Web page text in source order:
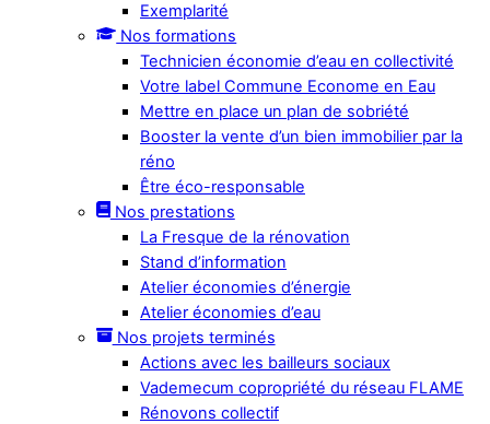
Exemplarité
Nos formations
Technicien économie d’eau en collectivité
Votre label Commune Econome en Eau
Mettre en place un plan de sobriété
Booster la vente d’un bien immobilier par la
réno
Être éco-responsable
Nos prestations
La Fresque de la rénovation
Stand d’information
Atelier économies d’énergie
Atelier économies d’eau
Nos projets terminés
Actions avec les bailleurs sociaux
Vademecum copropriété du réseau FLAME
Rénovons collectif